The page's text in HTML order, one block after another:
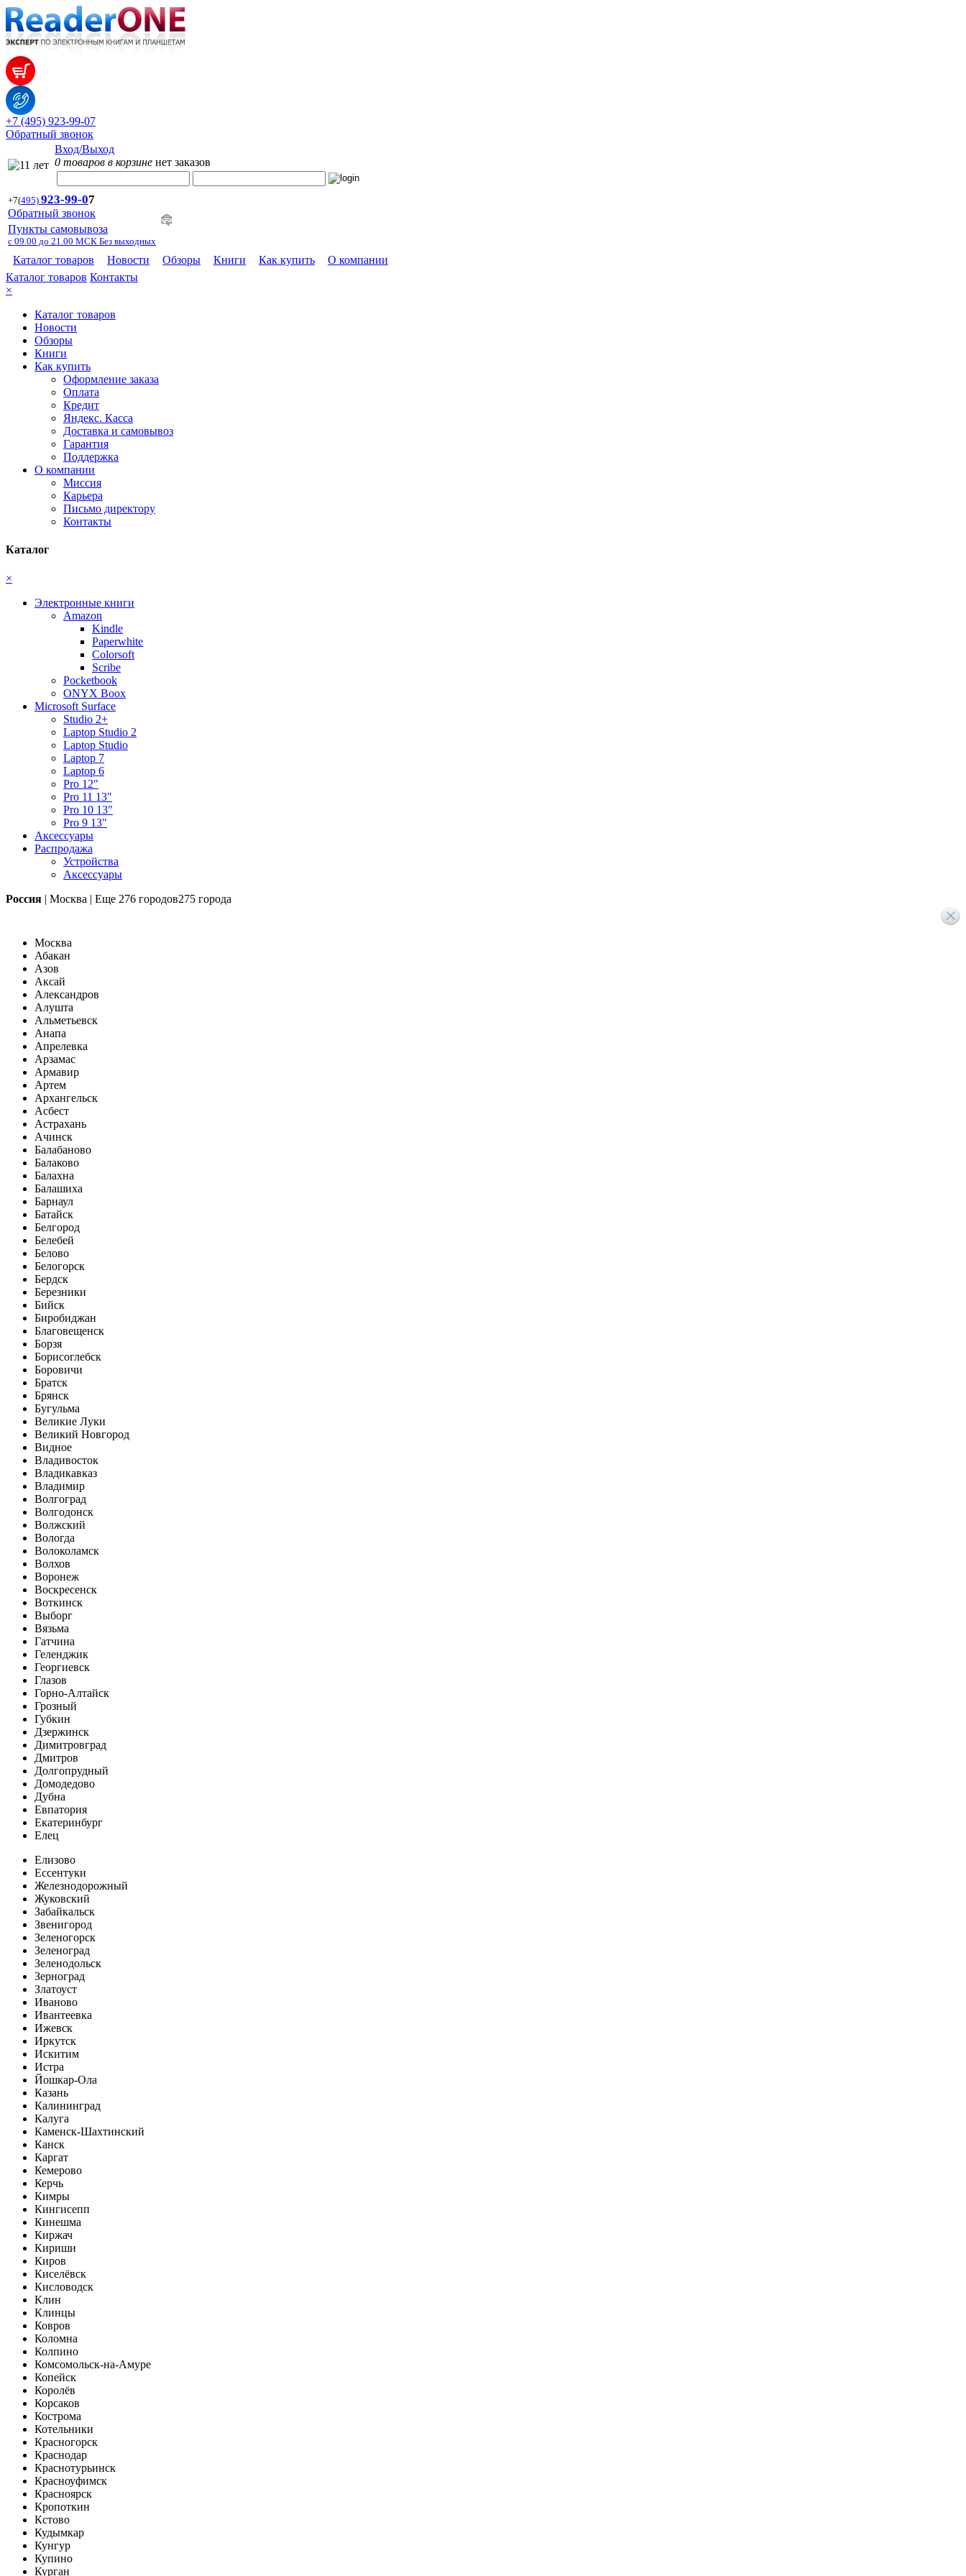
+7 (495) 923-99-07
Обратный звонок
Вход/Выход
0 товаров в корзине нет заказов
+7(495) 923-99-07
Обратный звонок
Пункты самовывоза
с 09.00 до 21.00 МСК Без выходных
Каталог товаров Новости Обзоры Книги Как купить
О компании
Каталог товаров Контакты
×
Каталог товаров
Новости
Обзоры
Книги
Как купить
Оформление заказа
Оплата
Кредит
Яндекс. Касса
Доставка и самовывоз
Гарантия
Поддержка
О компании
Миссия
Карьера
Письмо директору
Контакты
Каталог
×
Электронные книги
Amazon
Kindle
Paperwhite
Colorsoft
Scribe
Pocketbook
ONYX Boox
Microsoft Surface
Studio 2+
Laptop Studio 2
Laptop Studio
Laptop 7
Laptop 6
Pro 12"
Pro 11 13"
Pro 10 13"
Pro 9 13"
Аксессуары
Распродажа
Устройства
Аксессуары
Россия | Москва | Еще 276 городов275 города
Москва
Абакан
Азов
Аксай
Александров
Алушта
Альметьевск
Анапа
Апрелевка
Арзамас
Армавир
Артем
Архангельск
Асбест
Астрахань
Ачинск
Балабаново
Балаково
Балахна
Балашиха
Барнаул
Батайск
Белгород
Белебей
Белово
Белогорск
Бердск
Березники
Бийск
Биробиджан
Благовещенск
Борзя
Борисоглебск
Боровичи
Братск
Брянск
Бугульма
Великие Луки
Великий Новгород
Видное
Владивосток
Владикавказ
Владимир
Волгоград
Волгодонск
Волжский
Вологда
Волоколамск
Волхов
Воронеж
Воскресенск
Воткинск
Выборг
Вязьма
Гатчина
Геленджик
Георгиевск
Глазов
Горно-Алтайск
Грозный
Губкин
Дзержинск
Димитровград
Дмитров
Долгопрудный
Домодедово
Дубна
Евпатория
Екатеринбург
Елец
Елизово
Ессентуки
Железнодорожный
Жуковский
Забайкальск
Звенигород
Зеленогорск
Зеленоград
Зеленодольск
Зерноград
Златоуст
Иваново
Ивантеевка
Ижевск
Иркутск
Искитим
Истра
Йошкар-Ола
Казань
Калининград
Калуга
Каменск-Шахтинский
Канск
Каргат
Кемерово
Керчь
Кимры
Кингисепп
Кинешма
Киржач
Кириши
Киров
Киселёвск
Кисловодск
Клин
Клинцы
Ковров
Коломна
Колпино
Комсомольск-на-Амуре
Копейск
Королёв
Корсаков
Кострома
Котельники
Красногорск
Краснодар
Краснотурьинск
Красноуфимск
Красноярск
Кропоткин
Кстово
Кудымкар
Кунгур
Купино
Курган